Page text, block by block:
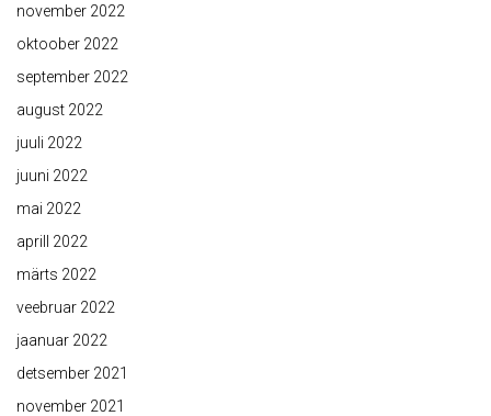
november 2022
oktoober 2022
september 2022
august 2022
juuli 2022
juuni 2022
mai 2022
aprill 2022
märts 2022
veebruar 2022
jaanuar 2022
detsember 2021
november 2021